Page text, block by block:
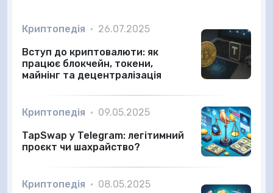
Криптопедія • 26.07.2025
Вступ до криптовалюти: як
працює блокчейн, токени,
майнінг та децентралізація
Криптопедія • 09.05.2025
TapSwap у Telegram: легітимний
проєкт чи шахрайство?
Криптопедія • 08.05.2025